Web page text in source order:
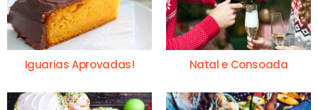
Iguarias Aprovadas! Natal e Consoada